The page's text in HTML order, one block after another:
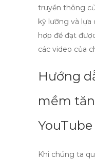
truyền thông
kỹ lưỡng và
hợp để đạt
các video của
Hướng
mềm
Khi chúng ta